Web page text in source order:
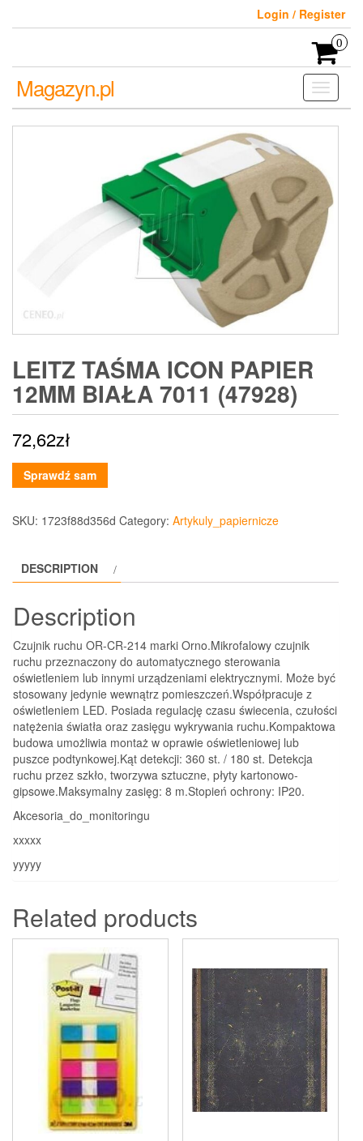
Login / Register
0
Toggle
Magazyn.pl
LEITZ TAŚMA ICON PAPIER
12MM BIAŁA 7011 (47928)
72,62zł
Sprawdź sam
SKU: 1723f88d356d Category: Artykuly_papiernicze
DESCRIPTION
Description
Czujnik ruchu OR-CR-214 marki Orno.Mikrofalowy czujnik
ruchu przeznaczony do automatycznego sterowania
oświetleniem lub innymi urządzeniami elektrycznymi. Może być
stosowany jedynie wewnątrz pomieszczeń.Współpracuje z
oświetleniem LED. Posiada regulację czasu świecenia, czułości
natężenia światła oraz zasięgu wykrywania ruchu.Kompaktowa
budowa umożliwia montaż w oprawie oświetleniowej lub
puszce podtynkowej.Kąt detekcji: 360 st. / 180 st. Detekcja
ruchu przez szkło, tworzywa sztuczne, płyty kartonowo-
gipsowe.Maksymalny zasięg: 8 m.Stopień ochrony: IP20.
Akcesoria_do_monitoringu
xxxxx
yyyyy
Related products